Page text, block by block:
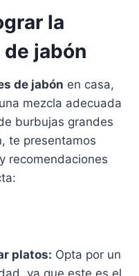
la
jabón
de jabón en casa,
mezcla adecuada
burbujas grandes
te presentamos
recomendaciones
platos: Opta por un